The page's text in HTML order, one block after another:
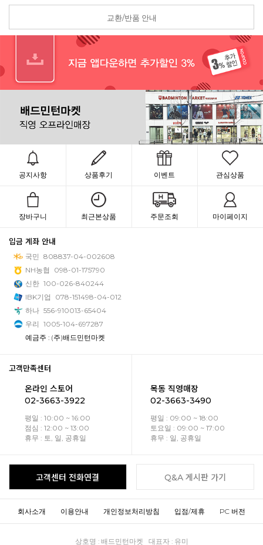
교환/반품 안내
공지사항 상품후기 이벤트 관심상품
장바구니 최근본상품 주문조회 마이페이지
입금 계좌 안내
국민 808837-04-002608
NH농협
098-01-175790
신한 100-026-840244
IBK기업
078-151498-04-012
하나 556-910013-65404
우리 1005-104-697287
예금주 : (주)배드민턴마켓
고객만족센터
온라인 스토어
02-3663-3922
평일 : 10:00 ~ 16:00
점심 : 12:00 ~ 13:00
휴무 : 토, 일, 공휴일
목동 직영매장
02-3663-3490
평일 : 09:00 ~ 18:00
토요일 : 09:00 ~ 17:00
휴무 : 일, 공휴일
고객센터 전화연결 Q&A 게시판 가기
회사소개 이용안내 개인정보처리방침 입점/제휴 PC 버전
상호명 : 배드민턴마켓 대표자 : 유미